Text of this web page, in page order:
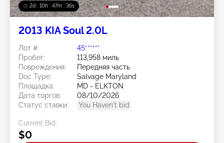
2d : 10h : 47m : 33s
2013 KIA Soul 2.0L
Лот #:
45******
Пробег:
113,958 миль
Повреждения:
Передняя часть
Doc Type:
Salvage Maryland
Площадка:
MD - ELKTON
Дата торгов:
08/10/2026
Статус ставки:
You Haven't bid
Current Bid:
$0